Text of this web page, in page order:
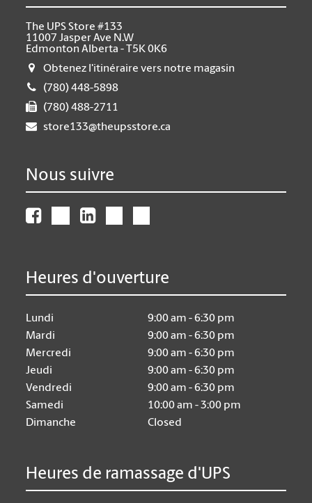
The UPS Store #133
11007 Jasper Ave N.W
Edmonton Alberta - T5K 0K6
Obtenez l'itinéraire vers notre magasin
(780) 448-5898
(780) 488-2711
store133@theupsstore.ca
Nous suivre
Heures d'ouverture
Lundi
9:00 am - 6:30 pm
Mardi
9:00 am - 6:30 pm
Mercredi
9:00 am - 6:30 pm
Jeudi
9:00 am - 6:30 pm
Vendredi
9:00 am - 6:30 pm
Samedi
10:00 am - 3:00 pm
Dimanche
Closed
Heures de ramassage d'UPS